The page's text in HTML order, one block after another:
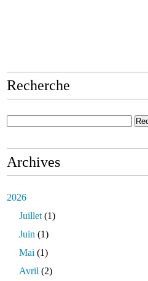
Recherche
Archives
2026
Juillet (1)
Juin (1)
Mai (1)
Avril (2)